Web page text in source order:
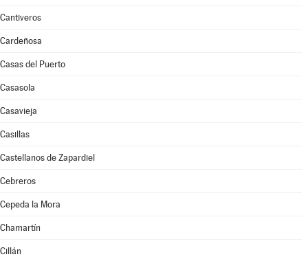
Cantiveros
Cardeñosa
Casas del Puerto
Casasola
Casavieja
Casillas
Castellanos de Zapardiel
Cebreros
Cepeda la Mora
Chamartín
Cillán